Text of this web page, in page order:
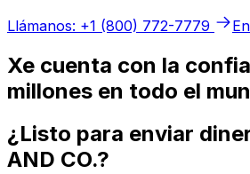
Llámanos: +1 (800) 772-7779
Xe cuenta con la
millones en todo el
¿Listo para enviar
AND CO.?